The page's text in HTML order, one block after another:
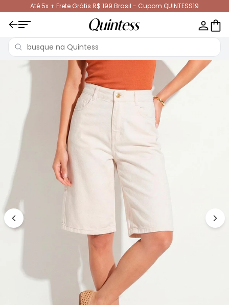
Até 5x + Frete Grátis R$ 199 Brasil - Cupom QUINTESS19